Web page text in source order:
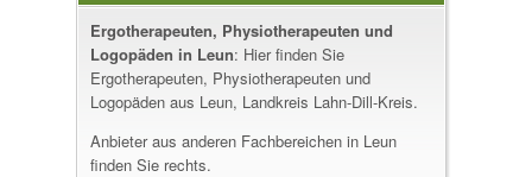
Logopäden in Leun
Ergotherapeuten, Physiotherapeuten und
Logopäden in Leun: Hier finden Sie
Ergotherapeuten, Physiotherapeuten und
Logopäden aus Leun, Landkreis Lahn-Dill-Kreis.
Anbieter aus anderen Fachbereichen in Leun
finden Sie rechts.